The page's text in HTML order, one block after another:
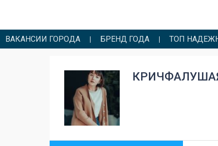
ВАКАНСИИ ГОРОДА БРЕНД ГОДА ТОП